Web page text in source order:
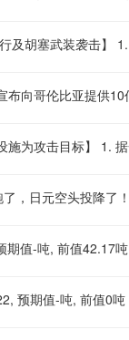
布向哥伦比亚提供
，日元空头投降了！
期值-吨, 前值42.17吨
预期值-吨, 前值0吨